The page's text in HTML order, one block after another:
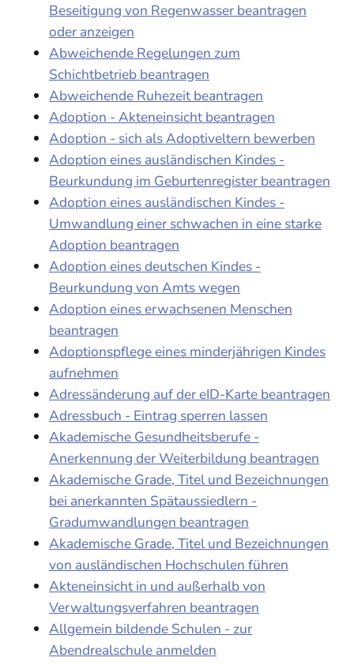
Beseitigung von Regenwasser beantragen
oder anzeigen
Abweichende Regelungen zum
Schichtbetrieb beantragen
Abweichende Ruhezeit beantragen
Adoption - Akteneinsicht beantragen
Adoption - sich als Adoptiveltern bewerben
Adoption eines ausländischen Kindes -
Beurkundung im Geburtenregister beantragen
Adoption eines ausländischen Kindes -
Umwandlung einer schwachen in eine starke
Adoption beantragen
Adoption eines deutschen Kindes -
Beurkundung von Amts wegen
Adoption eines erwachsenen Menschen
beantragen
Adoptionspflege eines minderjährigen Kindes
aufnehmen
Adressänderung auf der eID-Karte beantragen
Adressbuch - Eintrag sperren lassen
Akademische Gesundheitsberufe -
Anerkennung der Weiterbildung beantragen
Akademische Grade, Titel und Bezeichnungen
bei anerkannten Spätaussiedlern -
Gradumwandlungen beantragen
Akademische Grade, Titel und Bezeichnungen
von ausländischen Hochschulen führen
Akteneinsicht in und außerhalb von
Verwaltungsverfahren beantragen
Allgemein bildende Schulen - zur
Abendrealschule anmelden